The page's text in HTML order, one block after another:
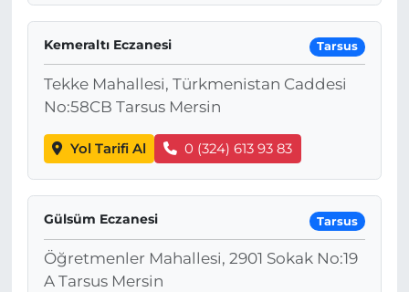
Kemeraltı Eczanesi Tarsus
Tekke Mahallesi, Türkmenistan Caddesi
No:58CB Tarsus Mersin
Yol Tarifi Al 0 (324) 613 93 83
Gülsüm Eczanesi Tarsus
Öğretmenler Mahallesi, 2901 Sokak No:19
A Tarsus Mersin